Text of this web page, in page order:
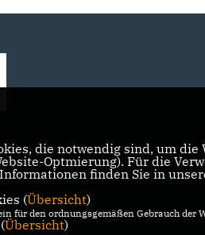
KONTAKT
die notwendig sind, um
Optmierung). Für die
finden Sie in
(Übersicht)
für den ordnungsgemäßen Gebrauch der
Übersicht)